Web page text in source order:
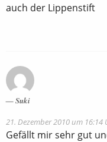
auch der Lippenstift
Suki
21. Dezember 2010 um 16:14
Gefällt mir sehr gut